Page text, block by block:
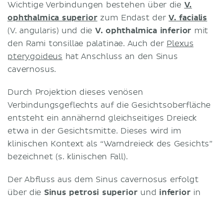
Wichtige Verbindungen bestehen über die V.
ophthalmica superiorzum Endast derV. facialis
(V. angularis) und die V. ophthalmica inferior mit
den Rami tonsillae palatinae. Auch der Plexus
pterygoideus hat Anschluss an den Sinus
cavernosus.
Durch Projektion dieses venösen
Verbindungsgeflechts auf die Gesichtsoberfläche
entsteht ein annähernd gleichseitiges Dreieck
etwa in der Gesichtsmitte. Dieses wird im
klinischen Kontext als “Warndreieck des Gesichts”
bezeichnet (s. klinischen Fall).
Der Abfluss aus dem Sinus cavernosus erfolgt
über die Sinus petrosi superiorund inferior in